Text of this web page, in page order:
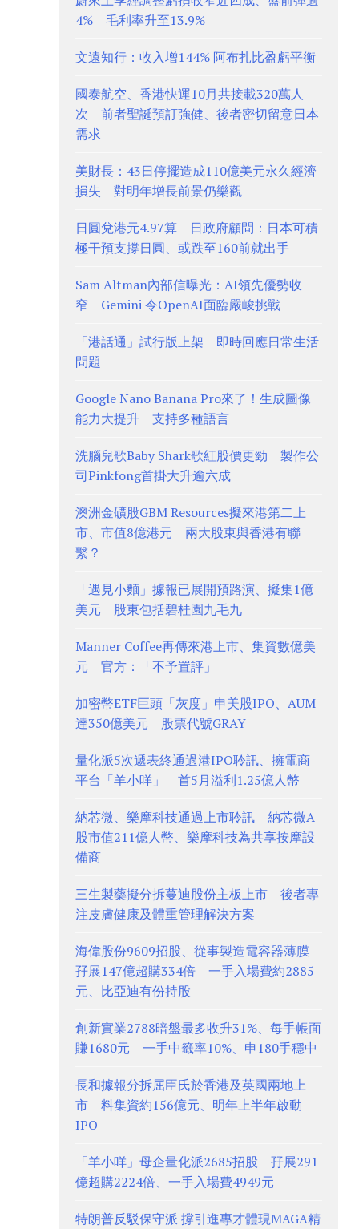
4% 毛利率升至13.9%
文遠知行：收入增144% 阿布扎比盈虧平衡
國泰航空、香港快運10月共接載320萬人
次 前者聖誕預訂強健、後者密切留意日本
需求
美財長：43日停擺造成110億美元永久經濟
損失 對明年增長前景仍樂觀
日圓兌港元4.97算 日政府顧問：日本可積
極干預支撐日圓、或跌至160前就出手
Sam Altman內部信曝光：AI領先優勢收
窄 Gemini 令OpenAI面臨嚴峻挑戰
「港話通」試行版上架 即時回應日常生活
問題
Google Nano Banana Pro來了！生成圖像
能力大提升 支持多種語言
洗腦兒歌Baby Shark歌紅股價更勁 製作公
司Pinkfong首掛大升逾六成
澳洲金礦股GBM Resources擬來港第二上
市、市值8億港元 兩大股東與香港有聯
繫？
「遇見小麵」據報已展開預路演、擬集1億
美元 股東包括碧桂園九毛九
Manner Coffee再傳來港上市、集資數億美
元 官方：「不予置評」
加密幣ETF巨頭「灰度」申美股IPO、AUM
達350億美元 股票代號GRAY
量化派5次遞表終通過港IPO聆訊、擁電商
平台「羊小咩」 首5月溢利1.25億人幣
納芯微、樂摩科技通過上市聆訊 納芯微A
股市值211億人幣、樂摩科技為共享按摩設
備商
三生製藥擬分拆蔓迪股份主板上市 後者專
注皮膚健康及體重管理解決方案
海偉股份9609招股、從事製造電容器薄膜
孖展147億超購334倍 一手入場費約2885
元、比亞迪有份持股
創新實業2788暗盤最多收升31%、每手帳面
賺1680元 一手中籤率10%、申180手穩中
長和據報分拆屈臣氏於香港及英國兩地上
市 料集資約156億元、明年上半年啟動
IPO
「羊小咩」母企量化派2685招股 孖展291
億超購2224倍、一手入場費4949元
特朗普反駁保守派 撐引進專才體現MAGA精